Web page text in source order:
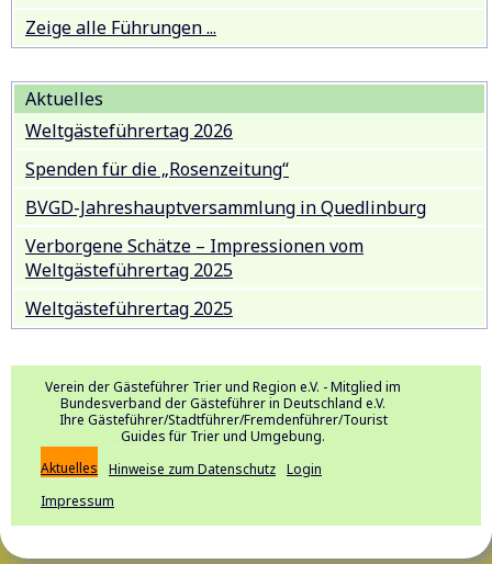
Zeige alle Führungen ...
Aktuelles
Weltgästeführertag 2026
Spenden für die „Rosenzeitung“
BVGD-Jahreshauptversammlung in Quedlinburg
Verborgene Schätze – Impressionen vom
Weltgästeführertag 2025
Weltgästeführertag 2025
Verein der Gästeführer Trier und Region e.V. - Mitglied im
Bundesverband der Gästeführer in Deutschland e.V.
Ihre Gästeführer/Stadtführer/Fremdenführer/Tourist
Guides für Trier und Umgebung.
Aktuelles
Hinweise zum Datenschutz Login
Impressum